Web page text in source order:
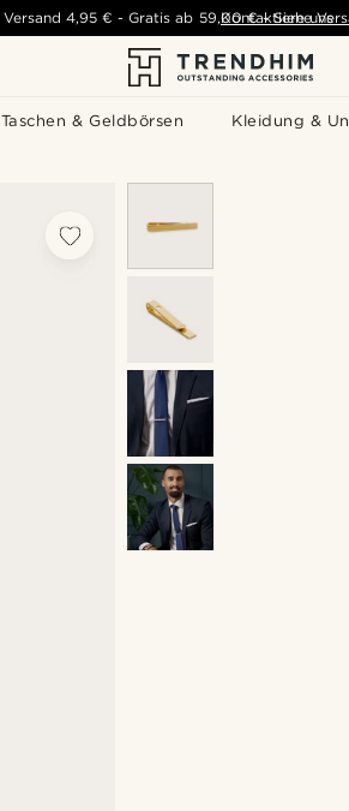
Taschen & Geldbörsen Kleidung &
Versand 4,95 € -Gratis ab 59,00 € - Siehe
Kontaktiere uns